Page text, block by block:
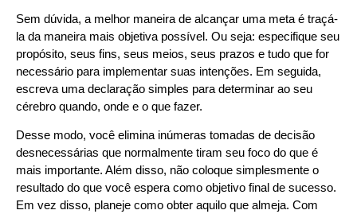
Sem dúvida, a melhor maneira de alcançar uma meta é traçá-
la da maneira mais objetiva possível. Ou seja: especifique seu
propósito, seus fins, seus meios, seus prazos e tudo que for
necessário para implementar suas intenções. Em seguida,
escreva uma declaração simples para determinar ao seu
cérebro quando, onde e o que fazer.
Desse modo, você elimina inúmeras tomadas de decisão
desnecessárias que normalmente tiram seu foco do que é
mais importante. Além disso, não coloque simplesmente o
resultado do que você espera como objetivo final de sucesso.
Em vez disso, planeje como obter aquilo que almeja. Com